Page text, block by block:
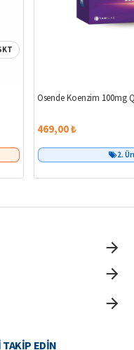
Osende Koenzim 100mg
469,00 ₺
2.
TAKIP EDIN